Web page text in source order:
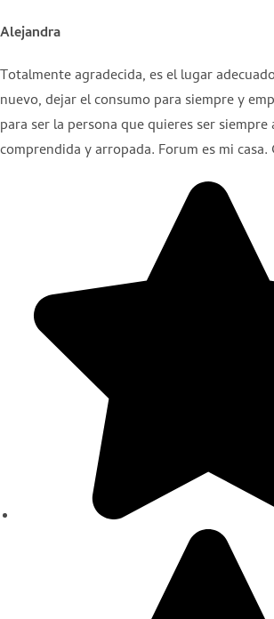
Alejandra
Totalmente agradecida, es el lugar
nuevo, dejar el consumo para siempre y
para ser la persona que quieres ser siempre
comprendida y arropada. Forum es mi casa.